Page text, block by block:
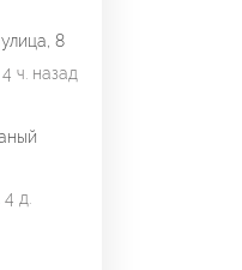
8
4 ч. назад
д.